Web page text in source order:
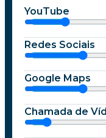
YouTube
Redes Sociais
Google Maps
Chamada de